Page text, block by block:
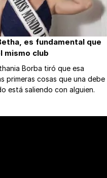
es fundamental que
mismo club
Borba tiró que esa
primeras cosas que una debe
está saliendo con alguien.